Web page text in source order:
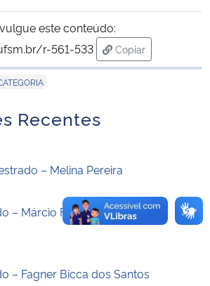
este conteúdo:
r-561-533
Copiar
para área de
Recentes
– Melina Pereira
– Márcio Fabrício da Fontoura
– Fagner Bicca dos Santos